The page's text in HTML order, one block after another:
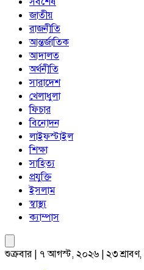
জাতীয়
রাজনীতি
আন্তর্জাতিক
আদালত
অর্থনীতি
সারাদেশ
খেলাধুলা
ফিচার
বিনোদন
লাইফস্টাইল
শিক্ষা
সাহিত্য
প্রযুক্তি
ইসলাম
স্বাস্থ্য
ক্যাম্পাস
শুক্রবার | ৭ আগস্ট, ২০২৬ | ২৩